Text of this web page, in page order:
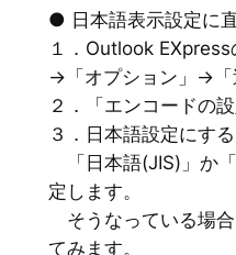
● 日本語表示設定に直
１．Outlook
→「オプション」→「
２．「エンコードの
３．日本語設定にする
「日本語(JIS)」か
定します。
そうなっている場
てみます。